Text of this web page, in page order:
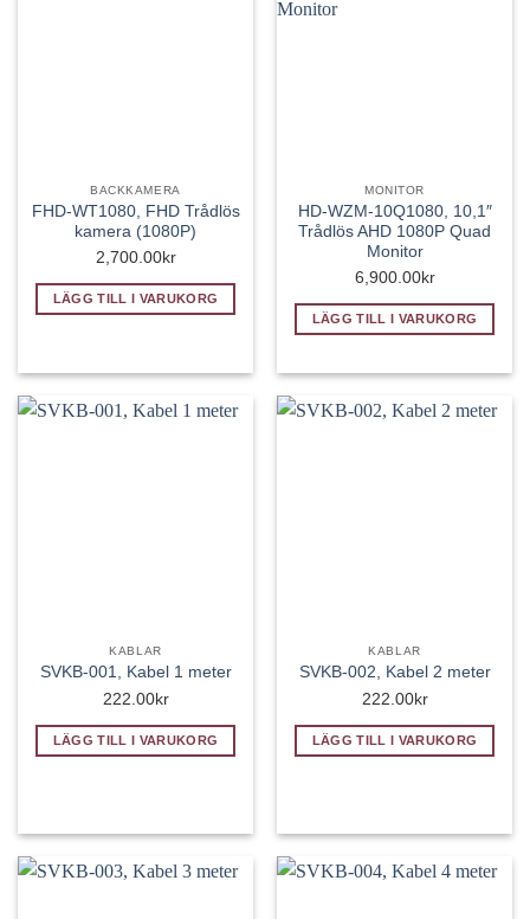
BACKKAMERA
FHD-WT1080, FHD Trådlös
kamera (1080P)
2,700.00kr
LÄGG TILL I VARUKORG
MONITOR
HD-WZM-10Q1080, 10,1″
Trådlös AHD 1080P Quad
Monitor
6,900.00kr
LÄGG TILL I VARUKORG
KABLAR
SVKB-001, Kabel 1 meter
222.00kr
LÄGG TILL I VARUKORG
KABLAR
SVKB-002, Kabel 2 meter
222.00kr
LÄGG TILL I VARUKORG